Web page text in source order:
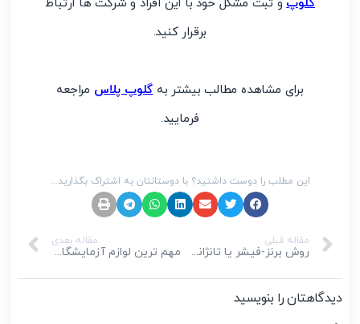
گلوپ و ثبت مشکل خود با این افراد و شرکت ها ارتباط
برقرار کنید.
برای مشاهده مطالب بیشتر به گلوپ پلاس مراجعه
فرمایید.
این مطلب را دوست داشتید؟ با دوستانتان به اشتراک بگذارید...
مقاله قبلی
روش برنز-فیشر یا تانژانت تتا(tanɵ) در طراحی آزمایش
مقاله بعدی
مهم ترین لوازم آزمایشگاهی مورد نیاز مهندسین معدن -بخش اول
دیدگاهتان را بنویسید